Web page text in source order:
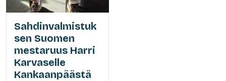
Sahdinvalmistuk
sen Suomen
mestaruus Harri
Karvaselle
Kankaanpäästä